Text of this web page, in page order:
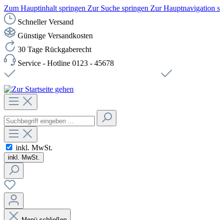
Zum Hauptinhalt springen Zur Suche springen Zur Hauptnavigation
Schneller Versand
Günstige Versandkosten
30 Tage Rückgaberecht
Service - Hotline 0123 - 45678
inkl. MwSt.
inkl. MwSt.